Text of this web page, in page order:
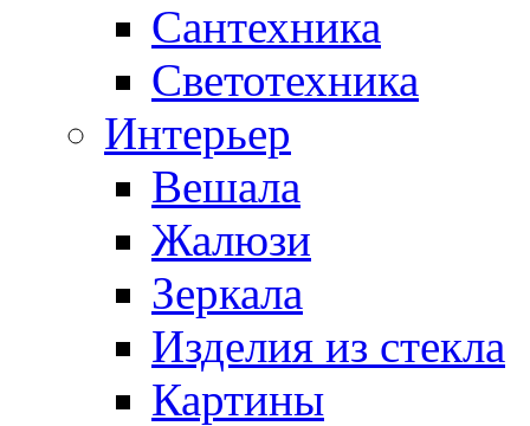
Сантехника
Светотехника
Интерьер
Вешала
Жалюзи
Зеркала
Изделия из стекла
Картины